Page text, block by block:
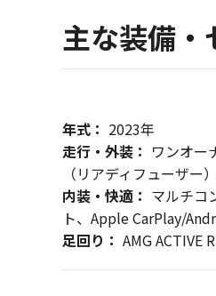
主な装備・
年式： 2023年
走行・外装： ワンオー
（リアディフューザー
内装・快適： マルチコ
ト、Apple CarPlay/
足回り： AMG ACTIVE